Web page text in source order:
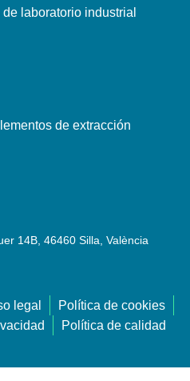
laboratorio industrial
de extracción
14B, 46460 Silla, València
legal
Política de cookies
Política de calidad